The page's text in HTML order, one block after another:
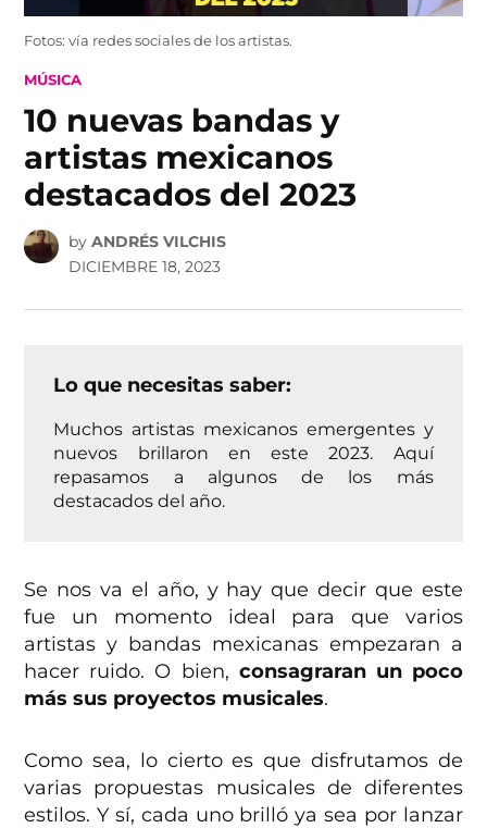
Fotos: vía redes sociales de los artistas.
POSTED
MÚSICA
10 nuevas bandas y
artistas mexicanos
destacados del 2023
by ANDRÉS VILCHIS
DICIEMBRE 18, 2023
Lo que necesitas saber:
Muchos artistas mexicanos emergentes y
nuevos brillaron en este 2023. Aquí
repasamos a algunos de los más
destacados del año.
Se nos va el año, y hay que decir que este
fue un momento ideal para que varios
artistas y bandas mexicanas empezaran a
hacer ruido. O bien, consagraran un poco
más sus proyectos musicales.
Como sea, lo cierto es que disfrutamos de
varias propuestas musicales de diferentes
estilos. Y sí, cada uno brilló ya sea por lanzar